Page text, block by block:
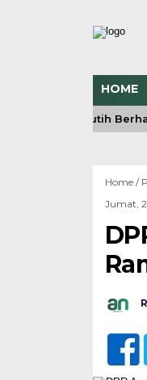
HOME
Merah Putih
Home /
Jumat,